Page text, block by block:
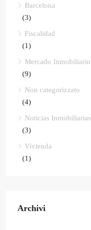
Barcelona
(3)
Fiscalidad
(1)
Mercado Inmobiliario
(9)
Non categorizzato
(4)
Noticias Inmobiliarias
(3)
Vivienda
(1)
Archivi